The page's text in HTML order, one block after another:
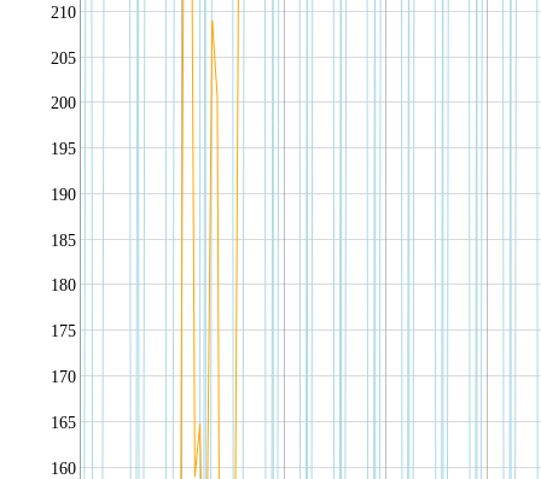
160
165
170
175
180
185
190
195
200
205
210